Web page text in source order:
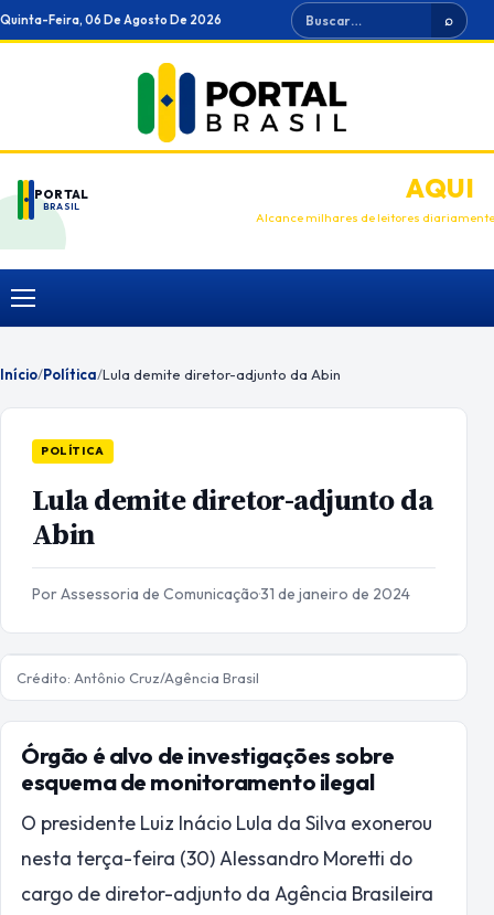
Ir
para
Quinta-Feira, 06 De Agosto De 2026 Buscar ⌕
PORTAL
BRASIL
ANUNCIEAQUI
Alcance milhares de leitores diariamente
Menu
Início/Política/Lula demite diretor-adjunto da Abin
POLÍTICA
Lula demite diretor-adjunto da
Abin
Por Assessoria de Comunicação·31 de janeiro de 2024
Crédito: Antônio Cruz/Agência Brasil
Órgão é alvo de investigações sobre
esquema de monitoramento ilegal
O presidente Luiz Inácio Lula da Silva exonerou
nesta terça-feira (30) Alessandro Moretti do
cargo de diretor-adjunto da Agência Brasileira